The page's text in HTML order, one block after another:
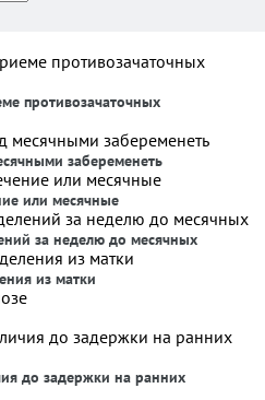
противозачаточных
забеременеть
или месячные
за неделю до месячных
из матки
до задержки на ранних